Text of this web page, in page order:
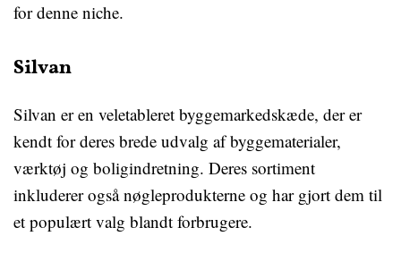
for denne niche.
Silvan
Silvan er en veletableret byggemarkedskæde, der er
kendt for deres brede udvalg af byggematerialer,
værktøj og boligindretning. Deres sortiment
inkluderer også nøgleprodukterne og har gjort dem til
et populært valg blandt forbrugere.